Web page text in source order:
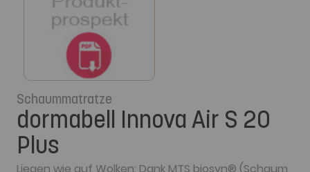
Schaummatratze
dormabell Innova Air S 20
Plus
Liegen wie auf Wolken: Dank MTS biosyn® (Schaum